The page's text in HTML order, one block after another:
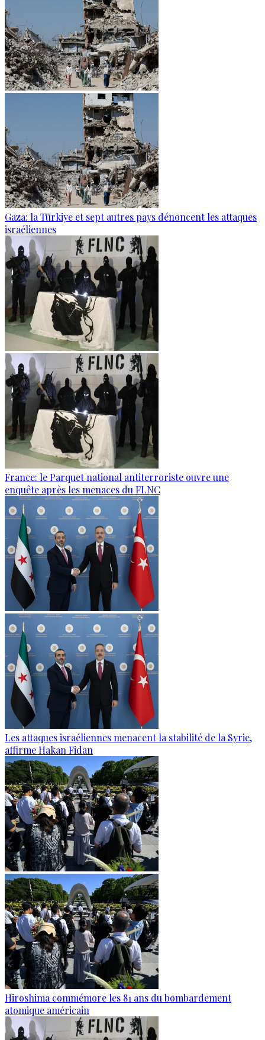
Gaza: la Türkiye et sept autres pays dénoncent les attaques
israéliennes
France: le Parquet national antiterroriste ouvre une
enquête après les menaces du FLNC
Les attaques israéliennes menacent la stabilité de la Syrie,
affirme Hakan Fidan
Hiroshima commémore les 81 ans du bombardement
atomique américain